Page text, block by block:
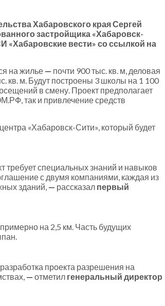
Хабаровского края Сергей
застройщика «Хабаровск-
«Хабаровские вести» со ссылкой на
на жилье — почти 900 тыс. кв. м, деловая
кв. м. Будут построены 3 школы на 1 100
в смену. Проект предполагает
так и привлечение средств
«Хабаровск-Сити», который будет
требует специальных знаний и навыков
с двумя компаниями, каждая из
зданий, — рассказал первый
на 2,5 км. Часть будущих
проекта разрешения на
— отметил генеральный директор